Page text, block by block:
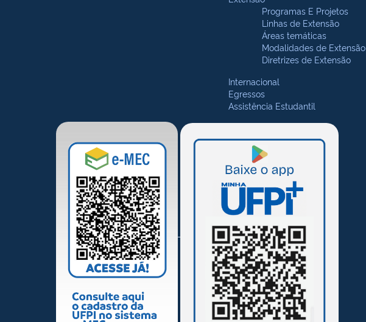
Programas E Projetos
Linhas de Extensão
Áreas temáticas
Modalidades de Extensão
Diretrizes de Extensão
Internacional
Egressos
Assistência Estudantil